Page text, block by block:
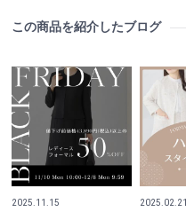
この商品を紹介したブログ
2025.11.15
2025.02.21